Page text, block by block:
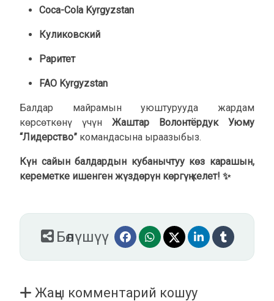
Coca-Cola Kyrgyzstan
Куликовский
Раритет
FAO Kyrgyzstan
Балдар майрамын уюштурууда жардам
көрсөткөнү үчүн Жаштар Волонтёрдук Уюму
“Лидерство” командасына ыраазыбыз.
Күн сайын балдардын кубанычтуу көз карашын,
кереметке ишенген жүздөрүн көргүң келет! ✨
Бөлүшүү
Жаңы комментарий кошуу